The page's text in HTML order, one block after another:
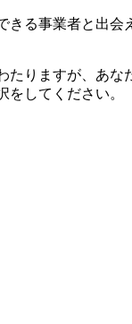
る事業者と出会
りますが、あな
してください。